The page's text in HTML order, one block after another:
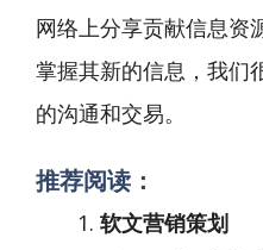
网络上分享贡献信息资
掌握其新的信息，我们
的沟通和交易。
推荐阅读：
软文营销策划